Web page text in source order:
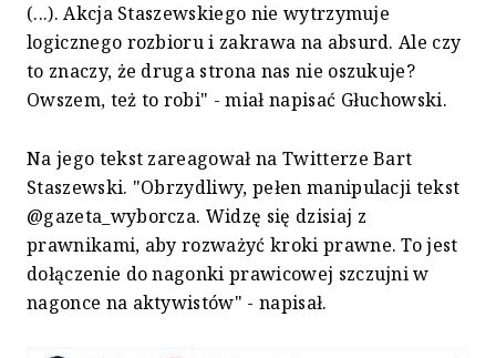
(...). Akcja Staszewskiego nie wytrzymuje
logicznego rozbioru i zakrawa na absurd. Ale czy
to znaczy, że druga strona nas nie oszukuje?
Owszem, też to robi" - miał napisać Głuchowski.
Na jego tekst zareagował na Twitterze Bart
Staszewski. "Obrzydliwy, pełen manipulacji tekst
@gazeta_wyborcza. Widzę się dzisiaj z
prawnikami, aby rozważyć kroki prawne. To jest
dołączenie do nagonki prawicowej szczujni w
nagonce na aktywistów" - napisał.